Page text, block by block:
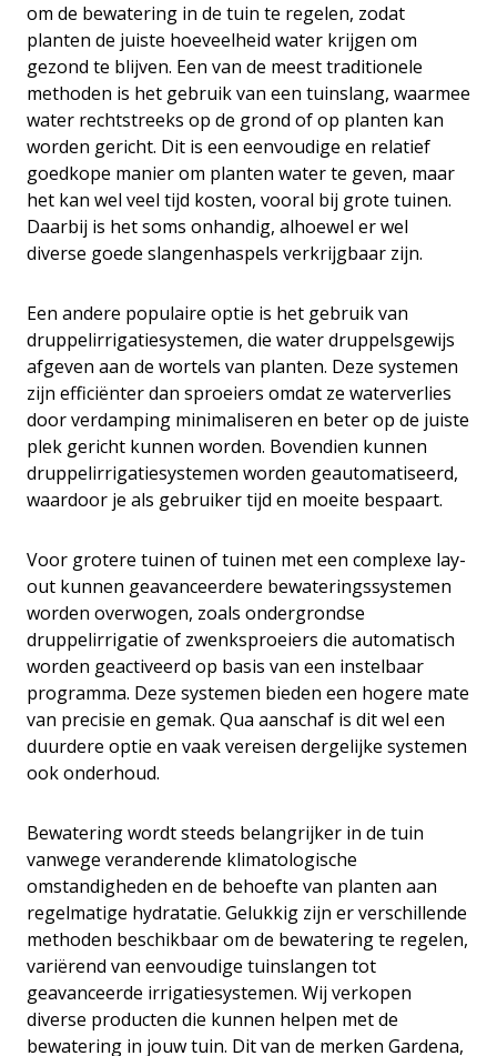
om de bewatering in de tuin te regelen, zodat
planten de juiste hoeveelheid water krijgen om
gezond te blijven. Een van de meest traditionele
methoden is het gebruik van een tuinslang, waarmee
water rechtstreeks op de grond of op planten kan
worden gericht. Dit is een eenvoudige en relatief
goedkope manier om planten water te geven, maar
het kan wel veel tijd kosten, vooral bij grote tuinen.
Daarbij is het soms onhandig, alhoewel er wel
diverse goede slangenhaspels verkrijgbaar zijn.
Een andere populaire optie is het gebruik van
druppelirrigatiesystemen, die water druppelsgewijs
afgeven aan de wortels van planten. Deze systemen
zijn efficiënter dan sproeiers omdat ze waterverlies
door verdamping minimaliseren en beter op de juiste
plek gericht kunnen worden. Bovendien kunnen
druppelirrigatiesystemen worden geautomatiseerd,
waardoor je als gebruiker tijd en moeite bespaart.
Voor grotere tuinen of tuinen met een complexe lay-
out kunnen geavanceerdere bewateringssystemen
worden overwogen, zoals ondergrondse
druppelirrigatie of zwenksproeiers die automatisch
worden geactiveerd op basis van een instelbaar
programma. Deze systemen bieden een hogere mate
van precisie en gemak. Qua aanschaf is dit wel een
duurdere optie en vaak vereisen dergelijke systemen
ook onderhoud.
Bewatering wordt steeds belangrijker in de tuin
vanwege veranderende klimatologische
omstandigheden en de behoefte van planten aan
regelmatige hydratatie. Gelukkig zijn er verschillende
methoden beschikbaar om de bewatering te regelen,
variërend van eenvoudige tuinslangen tot
geavanceerde irrigatiesystemen. Wij verkopen
diverse producten die kunnen helpen met de
bewatering in jouw tuin. Dit van de merken Gardena,